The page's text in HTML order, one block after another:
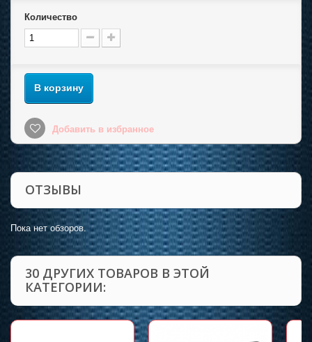
Количество
В корзину
Добавить в избранное
ОТЗЫВЫ
Пока нет обзоров.
30 ДРУГИХ ТОВАРОВ В ЭТОЙ
КАТЕГОРИИ: